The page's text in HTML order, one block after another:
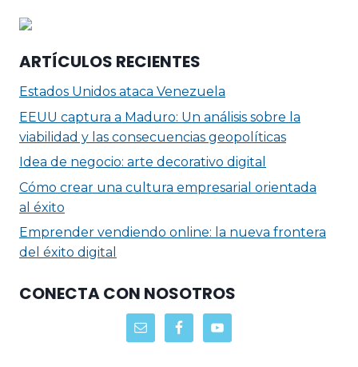
ARTÍCULOS RECIENTES
Estados Unidos ataca Venezuela
EEUU captura a Maduro: Un análisis sobre la
viabilidad y las consecuencias geopolíticas
Idea de negocio: arte decorativo digital
Cómo crear una cultura empresarial orientada
al éxito
Emprender vendiendo online: la nueva frontera
del éxito digital
CONECTA CON NOSOTROS